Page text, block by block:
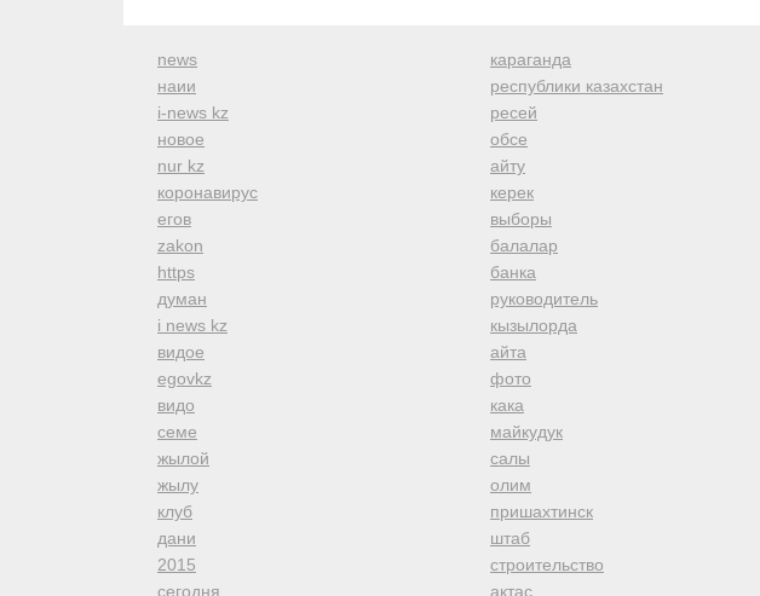
news
наии
i-news kz
новое
nur kz
коронавирус
егов
zakon
https
думан
i news kz
видое
egovkz
видо
семе
жылой
жылу
клуб
дани
2015
сегодня
караганда
республики казахстан
ресей
обсе
айту
керек
выборы
балалар
банка
руководитель
кызылорда
айта
фото
кака
майкудук
салы
олим
пришахтинск
штаб
строительство
актас